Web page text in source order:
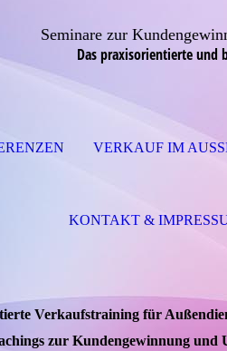
Seminare zur
Das praxisorientierte und
VERKAUF IM
KONTAKT &
Verkaufstraining für
zur Kundengewinnung und